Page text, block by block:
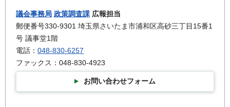
議会事務局 政策調査課 広報担当
郵便番号330-9301 埼玉県さいたま市浦和区高砂三丁目15番1
号 議事堂1階
電話： 048-830-6257
ファックス：048-830-4923
お問い合わせフォーム